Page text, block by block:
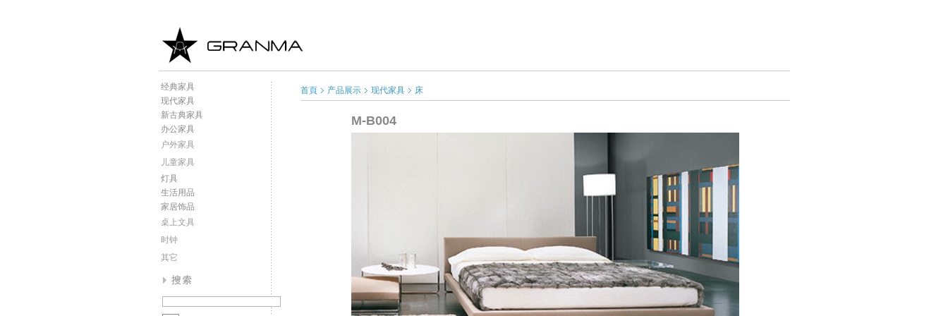
经典家具
现代家具
新古典家具
办公家具
户外家具
儿童家具
灯具
生活用品
家居饰品
桌上文具
时钟
其它
首頁 产品展示 现代家具 床
M-B004